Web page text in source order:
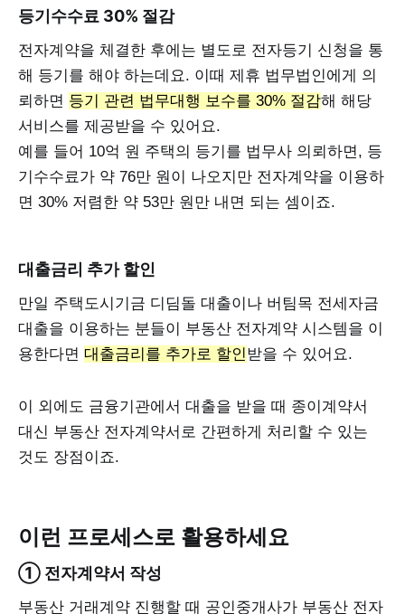
등기수수료 30% 절감
전자계약을 체결한 후에는 별도로 전자등기 신청을 통
해 등기를 해야 하는데요. 이때 제휴 법무법인에게 의
뢰하면 등기 관련 법무대행 보수를 30% 절감해 해당
서비스를 제공받을 수 있어요.
예를 들어 10억 원 주택의 등기를 법무사 의뢰하면, 등
기수수료가 약 76만 원이 나오지만 전자계약을 이용하
면 30% 저렴한 약 53만 원만 내면 되는 셈이죠.
대출금리 추가 할인
만일 주택도시기금 디딤돌 대출이나 버팀목 전세자금
대출을 이용하는 분들이 부동산 전자계약 시스템을 이
용한다면 대출금리를 추가로 할인받을 수 있어요.
이 외에도 금융기관에서 대출을 받을 때 종이계약서
대신 부동산 전자계약서로 간편하게 처리할 수 있는
것도 장점이죠.
이런 프로세스로 활용하세요
① 전자계약서 작성
부동산 거래계약 진행할 때 공인중개사가 부동산 전자